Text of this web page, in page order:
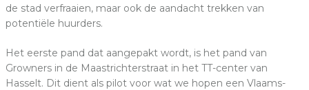
de stad verfraaien, maar ook de aandacht trekken van
potentiële huurders.
Het eerste pand dat aangepakt wordt, is het pand van
Growners in de Maastrichterstraat in het TT-center van
Hasselt. Dit dient als pilot voor wat we hopen een Vlaams-